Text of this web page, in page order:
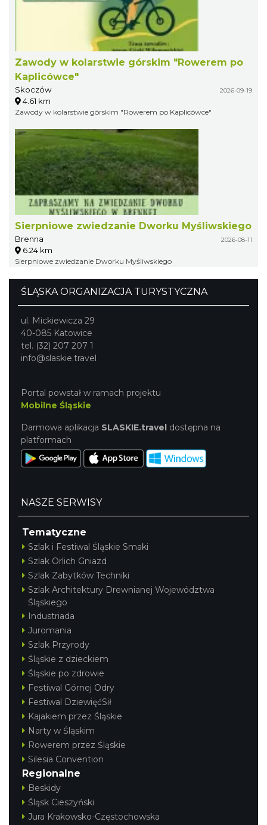
Zawody w kolarstwie górskim "Rowerem po
Kaplicówce"
Skoczów 2026-09-19
4.61 km
Zawody w kolarstwie górskim "Rowerem po Kaplicówce"
Sierpniowe zwiedzanie Dworku Myśliwskiego
Brenna 2026-08-11
6.24 km
Sierpniowe zwiedzanie Dworku Myśliwskiego
ŚLĄSKA ORGANIZACJA TURYSTYCZNA
ul. Mickiewicza 29
40-085 Katowice
tel. (32) 207 207 1
info@slaskie.travel
Portal powstał w ramach projektu
Mobilne Śląskie
Darmowa aplikacja SLASKIE.travel dostępna na
platformach
NASZE SERWISY
Tematyczne
Szlak i Festiwal Śląskie Smaki
Szlak Orlich Gniazd
Szlak Zabytków Techniki
Szlak Architektury Drewnianej Województwa
Śląskiego
Industriada
Juromania
Szlak Przyrody
Śląskie z dzieckiem
Śląskie po zdrowie
Festiwal Górnej Odry
Festiwal DziewięćSił
Kajakiem przez Śląskie
Narty w Śląskim
Rowerem przez Śląskie
Silesia Convention
Regionalne
Beskidy
Śląsk Cieszyński
Jura Krakowsko-Częstochowska